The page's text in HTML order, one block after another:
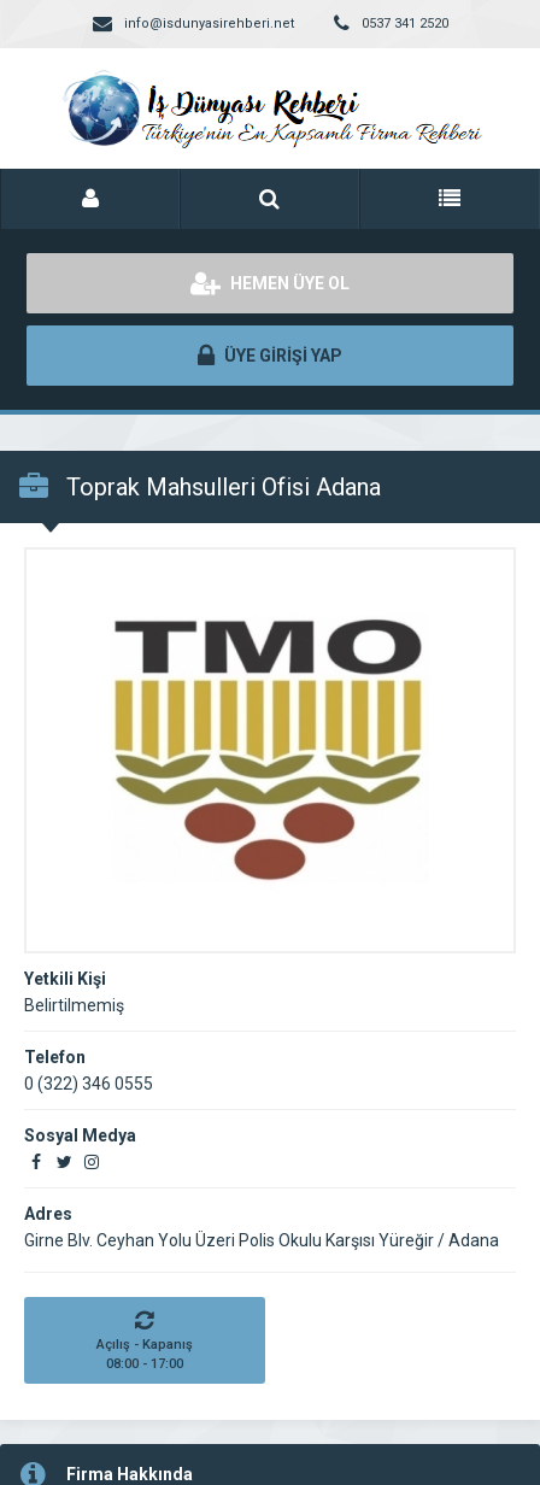
info@isdunyasirehberi.net 0537 341 2520
HEMEN ÜYE OL
ÜYE GİRİŞİ YAP
Toprak Mahsulleri Ofisi Adana
Yetkili Kişi
Belirtilmemiş
Telefon
0 (322) 346 0555
Sosyal Medya
Adres
Girne Blv. Ceyhan Yolu Üzeri Polis Okulu Karşısı Yüreğir / Adana
Açılış - Kapanış
08:00 - 17:00
Firma Hakkında